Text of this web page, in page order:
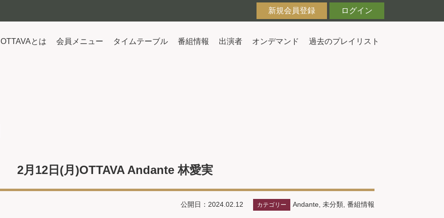
新規会員登録 ログイン
OTTAVAとは 会員メニュー タイムテーブル 番組情報 出演者 オンデマンド 過去のプレイリスト
2月12日(月)OTTAVA Andante 林愛実
公開日：2024.02.12 カテゴリー Andante 未分類 番組情報